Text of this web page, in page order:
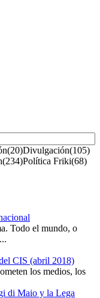
(20)Divulgación(105)
(234)Política Friki(68)
Todo el mundo, o
CIS (abril 2018)
los medios, los